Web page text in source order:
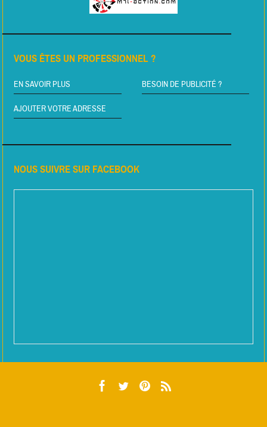
VOUS ÊTES UN PROFESSIONNEL ?
EN SAVOIR PLUS BESOIN DE PUBLICITÉ ?
AJOUTER VOTRE ADRESSE
NOUS SUIVRE SUR FACEBOOK